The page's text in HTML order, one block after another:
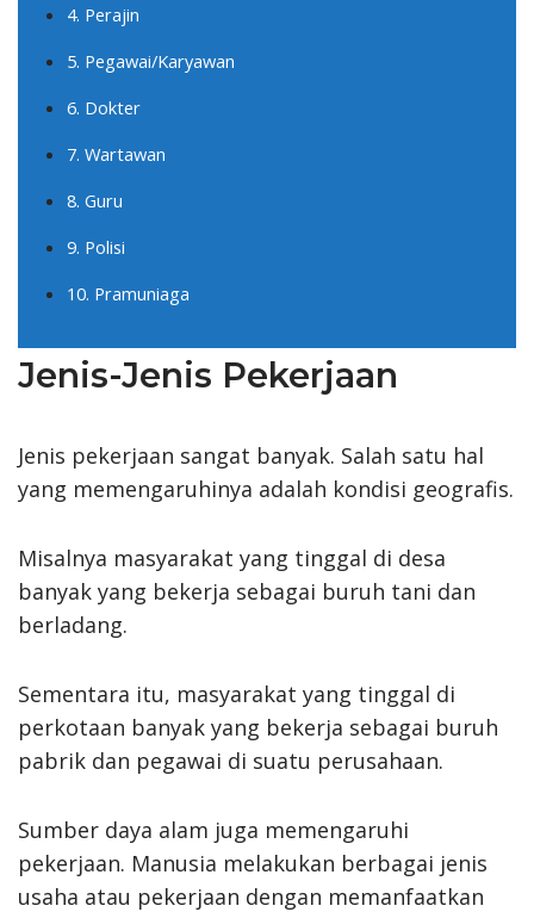
4. Perajin
5. Pegawai/Karyawan
6. Dokter
7. Wartawan
8. Guru
9. Polisi
10. Pramuniaga
Jenis-Jenis Pekerjaan
Jenis pekerjaan sangat banyak. Salah satu hal
yang memengaruhinya adalah kondisi geografis.
Misalnya masyarakat yang tinggal di desa
banyak yang bekerja sebagai buruh tani dan
berladang.
Sementara itu, masyarakat yang tinggal di
perkotaan banyak yang bekerja sebagai buruh
pabrik dan pegawai di suatu perusahaan.
Sumber daya alam juga memengaruhi
pekerjaan. Manusia melakukan berbagai jenis
usaha atau pekerjaan dengan memanfaatkan